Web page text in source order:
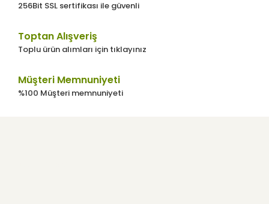
256Bit SSL sertifikası ile güvenli
Toptan Alışveriş
Toplu ürün alımları için tıklayınız
Müşteri Memnuniyeti
%100 Müşteri memnuniyeti